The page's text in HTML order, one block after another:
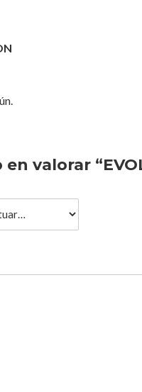
valorar